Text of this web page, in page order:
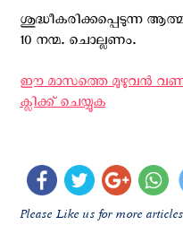
ശുദ്ധീകരിക്കപ്പെടുന്ന
10 നന്മ. ചൊല്ലണം.
ഈ മാസത്തെ മുഴുവന്‍
ക്ലിക്ക് ചെയ്യുക
Please Like us for more articles